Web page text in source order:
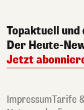
Topaktuell
Der Heute-
Jetzt
ImpressumTarife